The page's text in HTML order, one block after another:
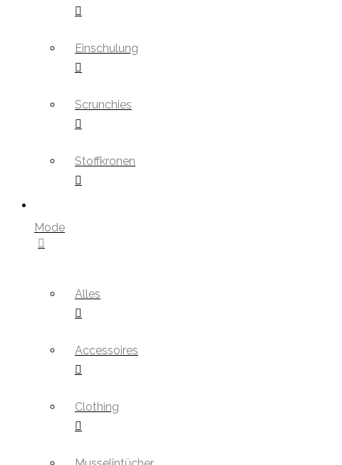
Einschulung
Scrunchies
Stoffkronen
Mode
Alles
Accessoires
Clothing